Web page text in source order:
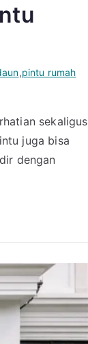
,pintu rumah
sekaligus
juga bisa
dengan